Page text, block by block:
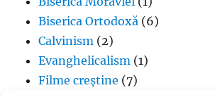
Biserica Ortodoxă (6)
Calvinism (2)
Evanghelicalism (1)
Filme creștine (7)